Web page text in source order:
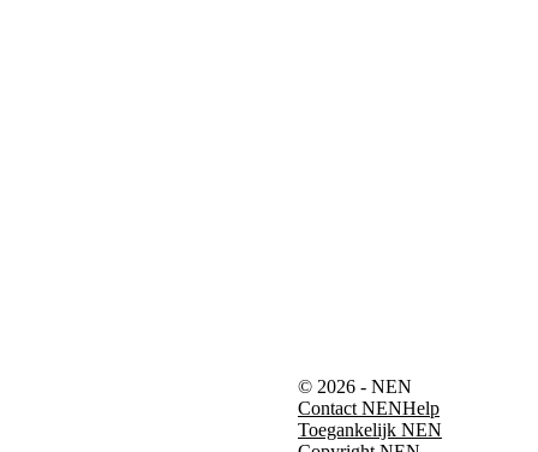
© 2026 - NEN
Contact NENHelp
Toegankelijk NEN